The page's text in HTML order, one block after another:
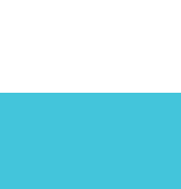
pilot naar